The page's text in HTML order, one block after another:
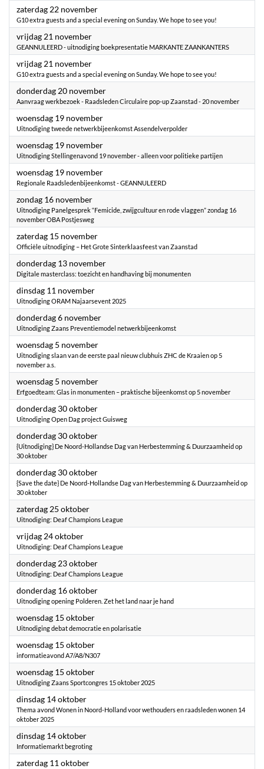
zaterdag 22 november2025
G10 extra guests and a special evening on Sunday. We hope to see you!
vrijdag 21 november2025
GEANNULEERD - uitnodiging boekpresentatie MARKANTE ZAANKANTERS
vrijdag 21 november2025
G10 extra guests and a special evening on Sunday. We hope to see you!
donderdag 20 november2025
Aanvraag werkbezoek - Raadsleden Circulaire pop-up Zaanstad - 20 november
woensdag 19 november2025
Uitnodiging tweede netwerkbijeenkomst Assendelverpolder
woensdag 19 november2025
Uitnodiging Stellingenavond 19 november - alleen voor politieke partijen
woensdag 19 november2025
Regionale Raadsledenbijeenkomst - GEANNULEERD
zondag 16 november2025
Uitnodiging ​Panelgesprek “Femicide, zwijgcultuur en rode vlaggen” zondag 16
november OBA Postjesweg
zaterdag 15 november2025
Officiële uitnodiging – Het Grote Sinterklaasfeest van Zaanstad
donderdag 13 november2025
Digitale masterclass: toezicht en handhaving bij monumenten
dinsdag 11 november2025
Uitnodiging ORAM Najaarsevent 2025
donderdag 6 november2025
Uitnodiging Zaans Preventiemodel netwerkbijeenkomst
woensdag 5 november2025
Uitnodiging slaan van de eerste paal nieuw clubhuis ZHC de Kraaien op 5
november a.s.
woensdag 5 november2025
Erfgoedteam: Glas in monumenten – praktische bijeenkomst op 5 november
donderdag 30 oktober2025
Uitnodiging Open Dag project Guisweg
donderdag 30 oktober2025
{Uitnodiging} De Noord-Hollandse Dag van Herbestemming & Duurzaamheid op
30 oktober
donderdag 30 oktober2025
{Save the date} De Noord-Hollandse Dag van Herbestemming & Duurzaamheid op
30 oktober
zaterdag 25 oktober2025
Uitnodiging: Deaf Champions League
vrijdag 24 oktober2025
Uitnodiging: Deaf Champions League
donderdag 23 oktober2025
Uitnodiging: Deaf Champions League
donderdag 16 oktober2025
Uitnodiging opening Polderen. Zet het land naar je hand
woensdag 15 oktober2025
Uitnodiging debat democratie en polarisatie
woensdag 15 oktober2025
informatieavond A7/A8/N307
woensdag 15 oktober2025
Uitnodiging Zaans Sportcongres 15 oktober 2025
dinsdag 14 oktober2025
Thema avond Wonen in Noord-Holland voor wethouders en raadsleden wonen 14
oktober 2025
dinsdag 14 oktober2025
Informatiemarkt begroting
zaterdag 11 oktober2025